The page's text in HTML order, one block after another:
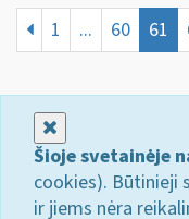
1 ... 60 61
Šioje svetainėje
cookies). Būtinieji
ir jiems nėra